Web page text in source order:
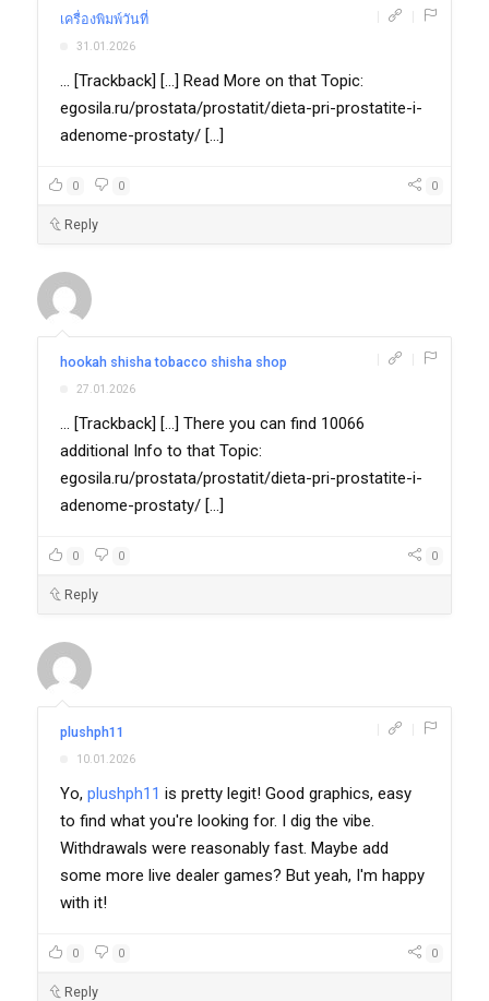
เครื่องพิมพ์วันที่
31.01.2026
... [Trackback] [...] Read More on that Topic:
egosila.ru/prostata/prostatit/dieta-pri-prostatite-i-
adenome-prostaty/ [...]
0 0 0
Reply
hookah shisha tobacco shisha shop
27.01.2026
... [Trackback] [...] There you can find 10066
additional Info to that Topic:
egosila.ru/prostata/prostatit/dieta-pri-prostatite-i-
adenome-prostaty/ [...]
0 0 0
Reply
plushph11
10.01.2026
Yo,plushph11 is pretty legit! Good graphics, easy
to find what you're looking for. I dig the vibe.
Withdrawals were reasonably fast. Maybe add
some more live dealer games? But yeah, I'm happy
with it!
0 0 0
Reply